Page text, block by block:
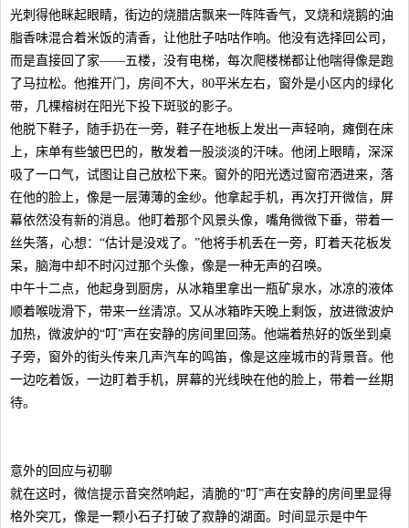
光刺得他眯起眼睛，街边的烧腊店飘来一阵阵香气，叉烧和烧鹅的油
脂香味混合着米饭的清香，让他肚子咕咕作响。他没有选择回公司，
而是直接回了家——五楼，没有电梯，每次爬楼梯都让他喘得像是跑
了马拉松。他推开门，房间不大，80平米左右，窗外是小区内的绿化
带，几棵榕树在阳光下投下斑驳的影子。
他脱下鞋子，随手扔在一旁，鞋子在地板上发出一声轻响，瘫倒在床
上，床单有些皱巴巴的，散发着一股淡淡的汗味。他闭上眼睛，深深
吸了一口气，试图让自己放松下来。窗外的阳光透过窗帘洒进来，落
在他的脸上，像是一层薄薄的金纱。他拿起手机，再次打开微信，屏
幕依然没有新的消息。他盯着那个风景头像，嘴角微微下垂，带着一
丝失落，心想：“估计是没戏了。”他将手机丢在一旁，盯着天花板发
呆，脑海中却不时闪过那个头像，像是一种无声的召唤。
中午十二点，他起身到厨房，从冰箱里拿出一瓶矿泉水，冰凉的液体
顺着喉咙滑下，带来一丝清凉。又从冰箱昨天晚上剩饭，放进微波炉
加热，微波炉的“叮”声在安静的房间里回荡。他端着热好的饭坐到桌
子旁，窗外的街头传来几声汽车的鸣笛，像是这座城市的背景音。他
一边吃着饭，一边盯着手机，屏幕的光线映在他的脸上，带着一丝期
待。
意外的回应与初聊
就在这时，微信提示音突然响起，清脆的“叮”声在安静的房间里显得
格外突兀，像是一颗小石子打破了寂静的湖面。时间显示是中午